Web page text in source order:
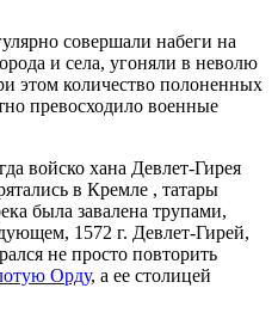
совершали набеги на
и села, угоняли в неволю
этом количество полоненных
превосходило военные
войско хана Девлет-Гирея
в Кремле , татары
была завалена трупами,
1572 г. Девлет-Гирей,
не просто повторить
Орду, а ее столицей